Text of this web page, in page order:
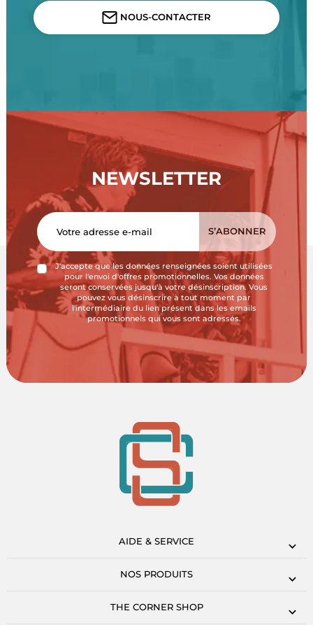
NOUS-CONTACTER
NEWSLETTER
J'accepte que les données renseignées soient utilisées
pour l'envoi d'offres promotionnelles. Vos données
seront conservées jusqu'à votre désinscription. Vous
pouvez vous désinscrire à tout moment par
l'intermédiaire du lien présent dans les emails
promotionnels qui vous sont adressés.
AIDE & SERVICE
NOS PRODUITS
THE CORNER SHOP